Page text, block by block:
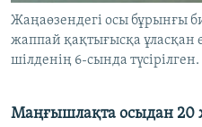
Жаңаөзендегі осы бұрынғы
жаппай қақтығысқа ұласқан
шілденің 6-сында түсірілген.
Маңғышлақта осыдан 20